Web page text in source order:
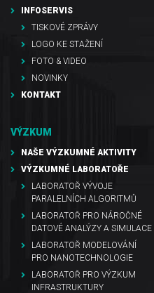
INFOSERVIS
TISKOVÉ ZPRÁVY
LOGO KE STAŽENÍ
FOTO & VIDEO
NOVINKY
KONTAKT
VÝZKUM
NAŠE VÝZKUMNÉ AKTIVITY
VÝZKUMNÉ LABORATOŘE
LABORATOŘ VÝVOJE
PARALELNÍCH ALGORITMŮ
LABORATOŘ PRO NÁROČNÉ
DATOVÉ ANALÝZY A SIMULACE
LABORATOŘ MODELOVÁNÍ
PRO NANOTECHNOLOGIE
LABORATOŘ PRO VÝZKUM
INFRASTRUKTURY